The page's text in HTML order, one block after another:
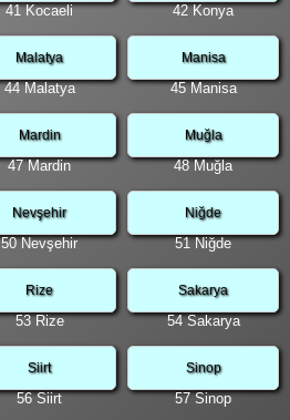
41 Kocaeli 42 Konya
Malatya
44 Malatya
Manisa
45 Manisa
Mardin
47 Mardin
Muğla
48 Muğla
Nevşehir
50 Nevşehir
Niğde
51 Niğde
Rize
53 Rize
Sakarya
54 Sakarya
Siirt
56 Siirt
Sinop
57 Sinop